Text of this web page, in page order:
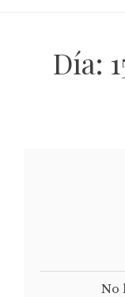
Día:
No